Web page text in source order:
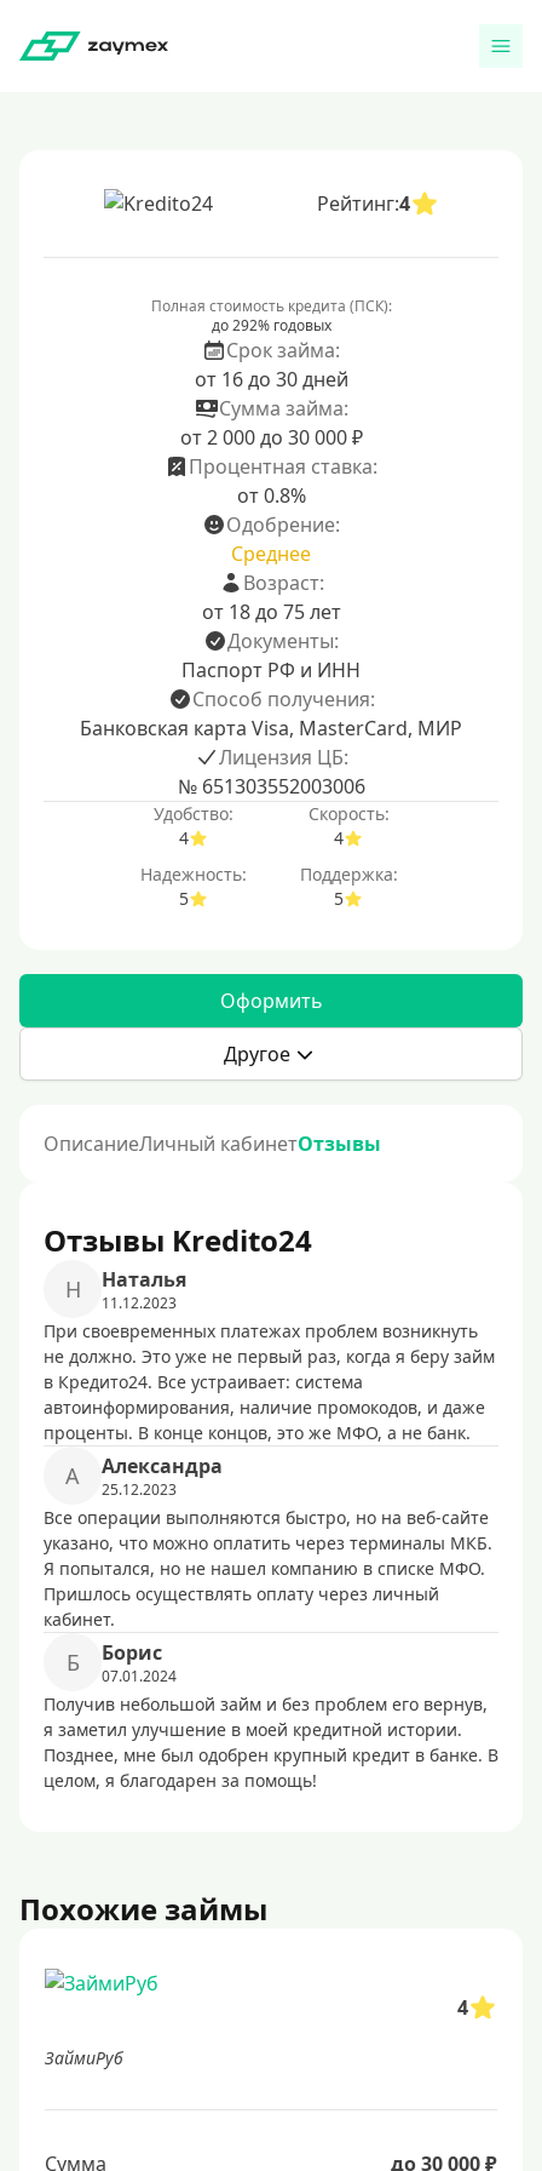
Рейтинг:4
Полная стоимость кредита (ПСК):
до 292% годовых
Срок займа:
от 16 до 30 дней
Сумма займа:
от 2 000 до 30 000 ₽
Процентная ставка:
от 0.8%
Одобрение:
Среднее
Возраст:
от 18 до 75 лет
Документы:
Паспорт РФ и ИНН
Способ получения:
Банковская карта Visa, MasterCard, МИР
Лицензия ЦБ:
№ 651303552003006
Удобство:
4
Скорость:
4
Надежность:
5
Поддержка:
5
Оформить
Другое
ОписаниеЛичный кабинетОтзывы
Отзывы Kredito24
Н Наталья
11.12.2023
При своевременных платежах проблем возникнуть
не должно. Это уже не первый раз, когда я беру займ
в Кредито24. Все устраивает: система
автоинформирования, наличие промокодов, и даже
проценты. В конце концов, это же МФО, а не банк.
А Александра
25.12.2023
Все операции выполняются быстро, но на веб-сайте
указано, что можно оплатить через терминалы МКБ.
Я попытался, но не нашел компанию в списке МФО.
Пришлось осуществлять оплату через личный
кабинет.
Б Борис
07.01.2024
Получив небольшой займ и без проблем его вернув,
я заметил улучшение в моей кредитной истории.
Позднее, мне был одобрен крупный кредит в банке. В
целом, я благодарен за помощь!
Похожие займы
4
ЗаймиРуб
Сумма до 30 000 ₽